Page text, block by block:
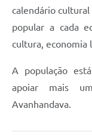
calendário
popular a cada
cultura, economia
A população
apoiar mais
Avanhandava.